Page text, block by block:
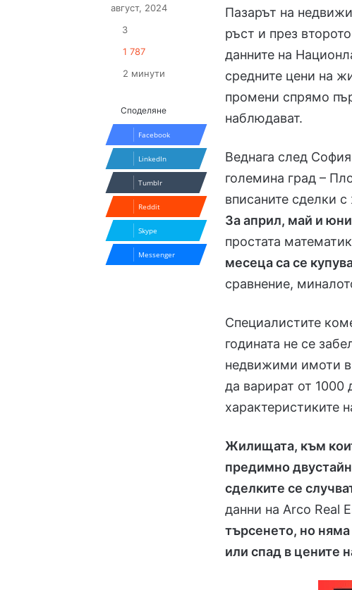
Пазарът на
ръст и през
данните на
средните цени на
промени спрямо
наблюдават.
Веднага след
големина град –
вписаните сделки
За април, май и
простата
месеца са се
сравнение,
Специалистите
годината не се
недвижими имоти в
да варират от
характеристиките
Жилищата, към
предимно
сделките се
данни на Arco Real
търсенето, но
или спад в цените
август, 2024
3
1 787
2 минути
Споделяне
Facebook
LinkedIn
Tumblr
Reddit
Skype
Messenger